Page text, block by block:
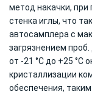
метод накачки,
стенка иглы, что
автосамплера с
загрязнением
от -21 °C до +25
кристаллизации
обеспечения,